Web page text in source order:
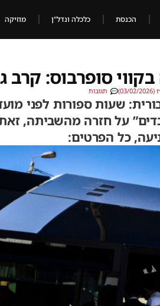
הכנסת כלכלה ונדל"ן מוזיקה
סופרבוס: קרב
תגובות
שעות ספורות לפני
על חזרה מהשביתה,
כל הפרטים: